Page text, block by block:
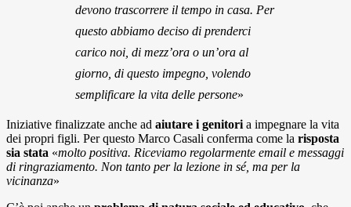
devono trascorrere il tempo in casa. Per
questo abbiamo deciso di prenderci
carico noi, di mezz’ora o un’ora al
giorno, di questo impegno, volendo
semplificare la vita delle persone»
Iniziative finalizzate anche ad aiutare i genitori a impegnare la vita
dei propri figli. Per questo Marco Casali conferma come la risposta
sia stata «molto positiva. Riceviamo regolarmente email e messaggi
di ringraziamento. Non tanto per la lezione in sé, ma per la
vicinanza»